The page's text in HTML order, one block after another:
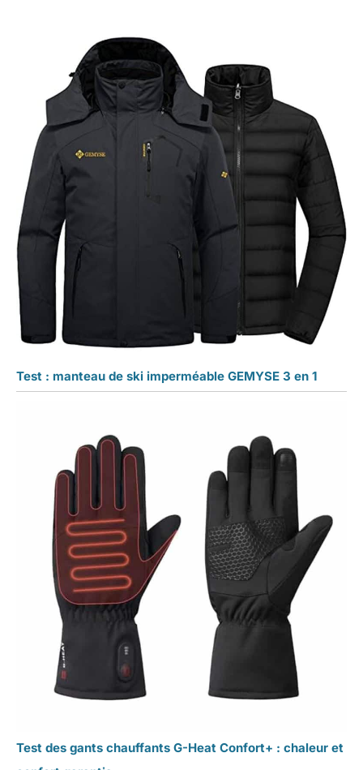
Test : manteau de ski imperméable GEMYSE 3 en 1
Test des gants chauffants G-Heat Confort+ : chaleur et